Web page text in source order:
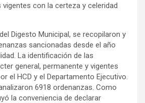
con la certeza y celeridad
Digesto Municipal, se recopilaron y
sancionadas desde el año
La identificación de las
general, permanente y vigentes
el HCD y el Departamento Ejecutivo.
6918 ordenanzas. Como
la conveniencia de declarar